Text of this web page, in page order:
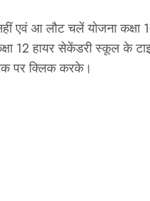
एवं आ लौट चलें योजना कक्षा
12 हायर सेकेंडरी स्कूल के
पर क्लिक करके।